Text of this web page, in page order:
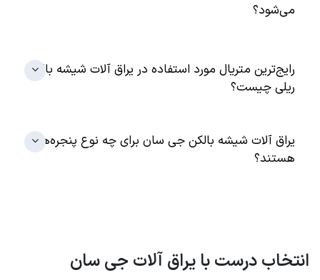
می‌شود؟
رایج‌ترین متریال مورد استفاده در یراق آلات شیشه بالکن
ریلی چیست؟
یراق آلات شیشه بالکن جی سان برای چه نوع پنجره‌هایی
هستند؟
انتخاب درست با یراق آلات جی سان